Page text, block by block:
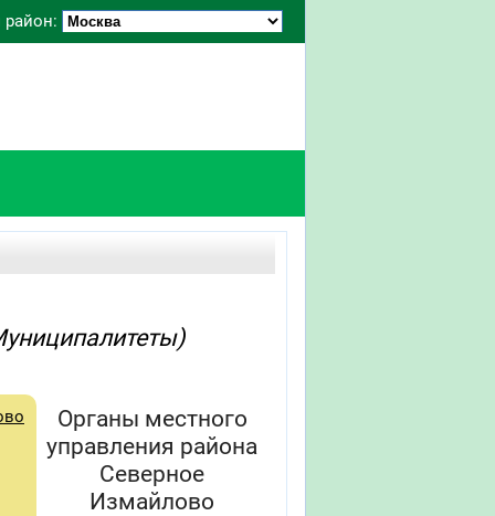
Органы местного
управления района
Северное
Измайлово